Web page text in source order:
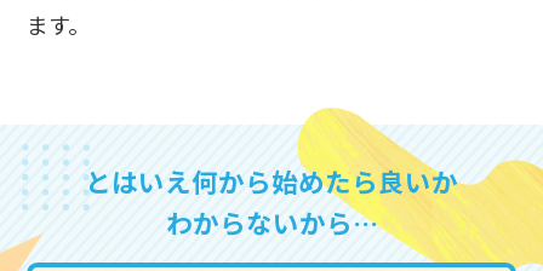
ます。
とはいえ何から始めたら良いか
わからないから…